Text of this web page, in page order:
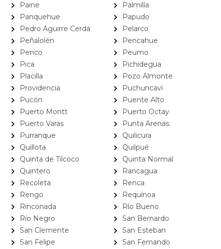
Paine
Palmilla
Panquehue
Papudo
Pedro Aguirre Cerda
Pelarco
Peñalolén
Pencahue
Penco
Peumo
Pica
Pichidegua
Placilla
Pozo Almonte
Providencia
Puchuncaví
Pucón
Puente Alto
Puerto Montt
Puerto Octay
Puerto Varas
Punta Arenas
Purranque
Quilicura
Quillota
Quilpué
Quinta de Tilcoco
Quinta Normal
Quintero
Rancagua
Recoleta
Renca
Rengo
Requínoa
Rinconada
Río Bueno
Río Negro
San Bernardo
San Clemente
San Esteban
San Felipe
San Fernando